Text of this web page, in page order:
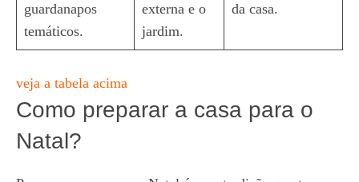
guardanapos
temáticos.
externa e o
jardim.
da casa.
veja a tabela acima
Como preparar a casa para o
Natal?